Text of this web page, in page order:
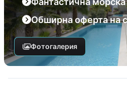
Обширна оферта на
Фотогалерия